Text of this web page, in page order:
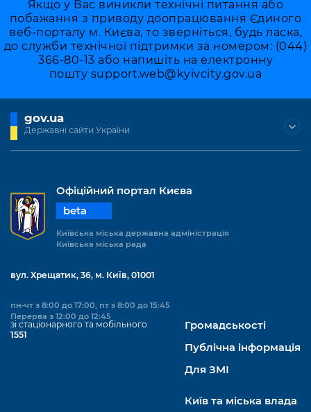
Якщо у Вас виникли технічні питання або
побажання з приводу доопрацювання Єдиного
веб-порталу м. Києва, то зверніться, будь ласка,
до служби технічної підтримки за номером: (044)
366-80-13 або напишіть на електронну
пошту support.web@kyivcity.gov.ua
gov.ua
Державні сайти України
Офіційний портал Києва
beta
Київська міська державна адміністрація
Київська міська рада
вул. Хрещатик, 36, м. Київ, 01001
пн-чт з 8:00 до 17:00, пт з 8:00 до 15:45
Перерва з 12:00 до 12:45
зі стаціонарного та мобільного
1551
Громадськості
Публічна інформація
Для ЗМІ
Київ та міська влада